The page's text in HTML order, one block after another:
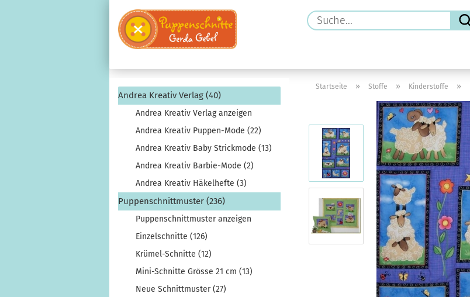
Startseite » Stoffe » Kinderstoffe »
Andrea Kreativ Verlag (40)
Andrea Kreativ Verlag anzeigen
Andrea Kreativ Puppen-Mode (22)
Andrea Kreativ Baby Strickmode (13)
Andrea Kreativ Barbie-Mode (2)
Andrea Kreativ Häkelhefte (3)
Puppenschnittmuster (236)
Puppenschnittmuster anzeigen
Einzelschnitte (126)
Krümel-Schnitte (12)
Mini-Schnitte Grösse 21 cm (13)
Neue Schnittmuster (27)